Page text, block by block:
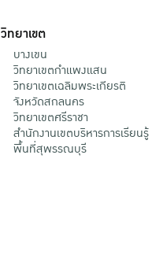
วิทยาเขต
บางเขน
วิทยาเขตกําแพงแสน
วิทยาเขตเฉลิมพระเกียรติ
จังหวัดสกลนคร
วิทยาเขตศรีราชา
สำนักงานเขตบริหารการเรียนรู้
พื้นที่สุพรรณบุรี